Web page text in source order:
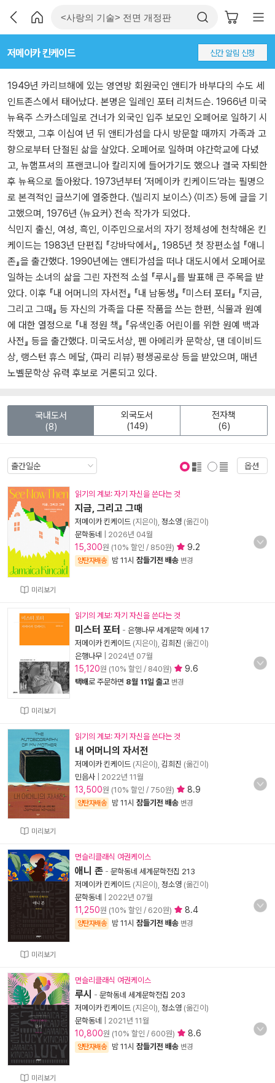
저메이카 킨케이드 신간 알림 신청
1949년 카리브해에 있는 영연방 회원국인 앤티가 바부다의 수도 세
인트존스에서 태어났다. 본명은 일레인 포터 리처드슨. 1966년 미국
뉴욕주 스카스데일로 건너가 외국인 입주 보모인 오페어로 일하기 시
작했고, 그후 이십여 년 뒤 앤티가섬을 다시 방문할 때까지 가족과 고
향으로부터 단절된 삶을 살았다. 오페어로 일하며 야간학교에 다녔
고, 뉴햄프셔의 프랜코니아 칼리지에 들어가기도 했으나 결국 자퇴한
후 뉴욕으로 돌아왔다. 1973년부터 ‘저메이카 킨케이드’라는 필명으
로 본격적인 글쓰기에 열중한다. 〈빌리지 보이스〉 〈미즈〉 등에 글을 기
고했으며, 1976년 〈뉴요커〉 전속 작가가 되었다.
식민지 출신, 여성, 흑인, 이주민으로서의 자기 정체성에 천착해온 킨
케이드는 1983년 단편집 『강바닥에서』, 1985년 첫 장편소설 『애니
존』을 출간했다. 1990년에는 앤티가섬을 떠나 대도시에서 오페어로
일하는 소녀의 삶을 그린 자전적 소설 『루시』를 발표해 큰 주목을 받
았다. 이후 『내 어머니의 자서전』 『내 남동생』 『미스터 포터』 『지금,
그리고 그때』 등 자신의 가족을 다룬 작품을 쓰는 한편, 식물과 원예
에 대한 열정으로 『내 정원 책』 『유색인종 어린이를 위한 원예 백과
사전』 등을 출간했다. 미국도서상, 펜 아메리카 문학상, 댄 데이비드
상, 랭스턴 휴스 메달, 〈파리 리뷰〉 평생공로상 등을 받았으며, 매년
노벨문학상 유력 후보로 거론되고 있다.
국내도서
(8)
외국도서
(149)
전자책
(6)
옵션
미리보기
읽기의 계보: 자기 자신을 쓴다는 것
지금, 그리고 그때
저메이카 킨케이드 (지은이), 정소영 (옮긴이)
문학동네
2026년 04월
15,300원 (10% 할인 / 850원) 9.2
양탄자배송 밤 11시 잠들기전 배송 변경
미리보기
읽기의 계보: 자기 자신을 쓴다는 것
미스터 포터 - 은행나무 세계문학 에세 17
저메이카 킨케이드 (지은이), 김희진 (옮긴이)
은행나무
2024년 07월
15,120원 (10% 할인 / 840원) 9.6
택배로 주문하면 8월 11일 출고 변경
미리보기
읽기의 계보: 자기 자신을 쓴다는 것
내 어머니의 자서전
저메이카 킨케이드 (지은이), 김희진 (옮긴이)
민음사
2022년 11월
13,500원 (10% 할인 / 750원) 8.9
양탄자배송 밤 11시 잠들기전 배송 변경
미리보기
먼슬리클래식 여권케이스
애니 존 - 문학동네 세계문학전집 213
저메이카 킨케이드 (지은이), 정소영 (옮긴이)
문학동네
2022년 07월
11,250원 (10% 할인 / 620원) 8.4
양탄자배송 밤 11시 잠들기전 배송 변경
미리보기
먼슬리클래식 여권케이스
루시 - 문학동네 세계문학전집 203
저메이카 킨케이드 (지은이), 정소영 (옮긴이)
문학동네
2021년 11월
10,800원 (10% 할인 / 600원) 8.6
양탄자배송 밤 11시 잠들기전 배송 변경